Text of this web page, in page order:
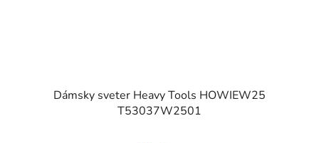
Dámsky sveter Heavy Tools HOWIEW25
T53037W2501